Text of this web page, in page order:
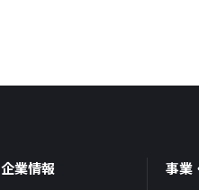
企業情報 事業